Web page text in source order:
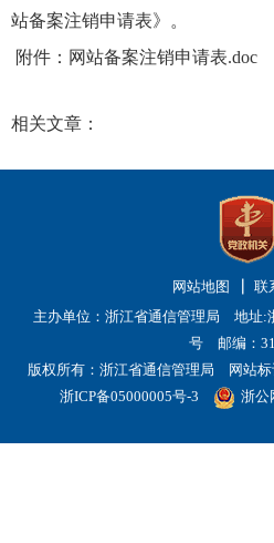
站备案注销申请表》。
附件： 网站备案注销申请表.doc
相关文章：
网站地图
联
主办单位：浙江省通信管理局 地址:
号 邮编：
版权所有：浙江省通信管理局 网站
浙ICP备05000005号-3
浙公